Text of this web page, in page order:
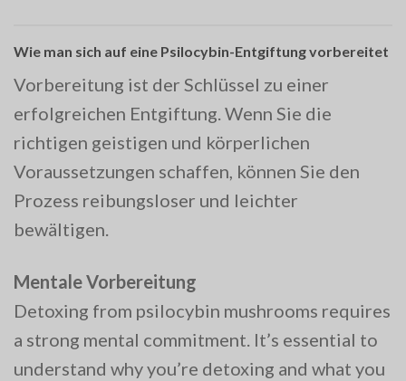
Wie man sich auf eine Psilocybin-Entgiftung vorbereitet
Vorbereitung ist der Schlüssel zu einer
erfolgreichen Entgiftung. Wenn Sie die
richtigen geistigen und körperlichen
Voraussetzungen schaffen, können Sie den
Prozess reibungsloser und leichter
bewältigen.
Mentale Vorbereitung
Detoxing from psilocybin mushrooms requires
a strong mental commitment. It’s essential to
understand why you’re detoxing and what you